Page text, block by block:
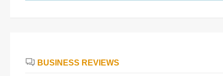
BUSINESS REVIEWS